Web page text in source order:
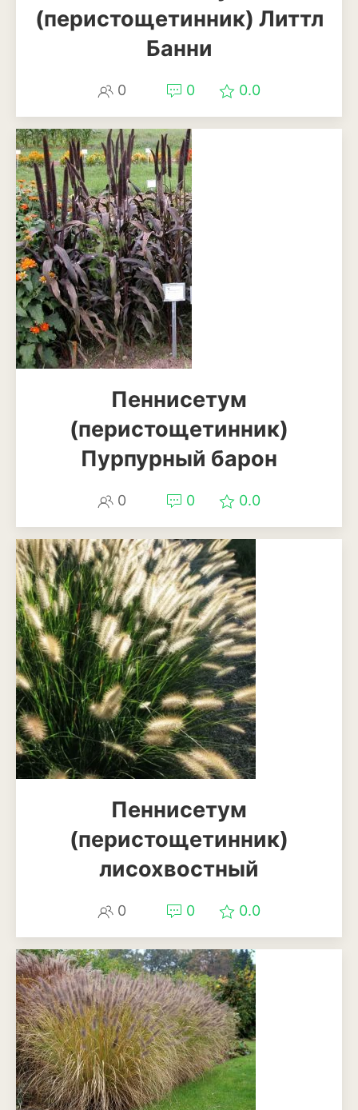
Антуриум
Колеус
Кротон или кодиеум
Орхидея
Сингониум
Спатифиллум
Фикус
Кустарники и деревья
Ель
Жимолость
Ива
Кипарисовик
Клен
Лиственница
Можжевельник
Пихта
Туя
Тысячелистник
Чубушник (жасмин)
Овощи
Баклажан
(перистощетинник) Литтл
Банни
0 0 0.0
Пеннисетум
(перистощетинник)
Пурпурный барон
0 0 0.0
Пеннисетум
(перистощетинник)
лисохвостный
0 0 0.0